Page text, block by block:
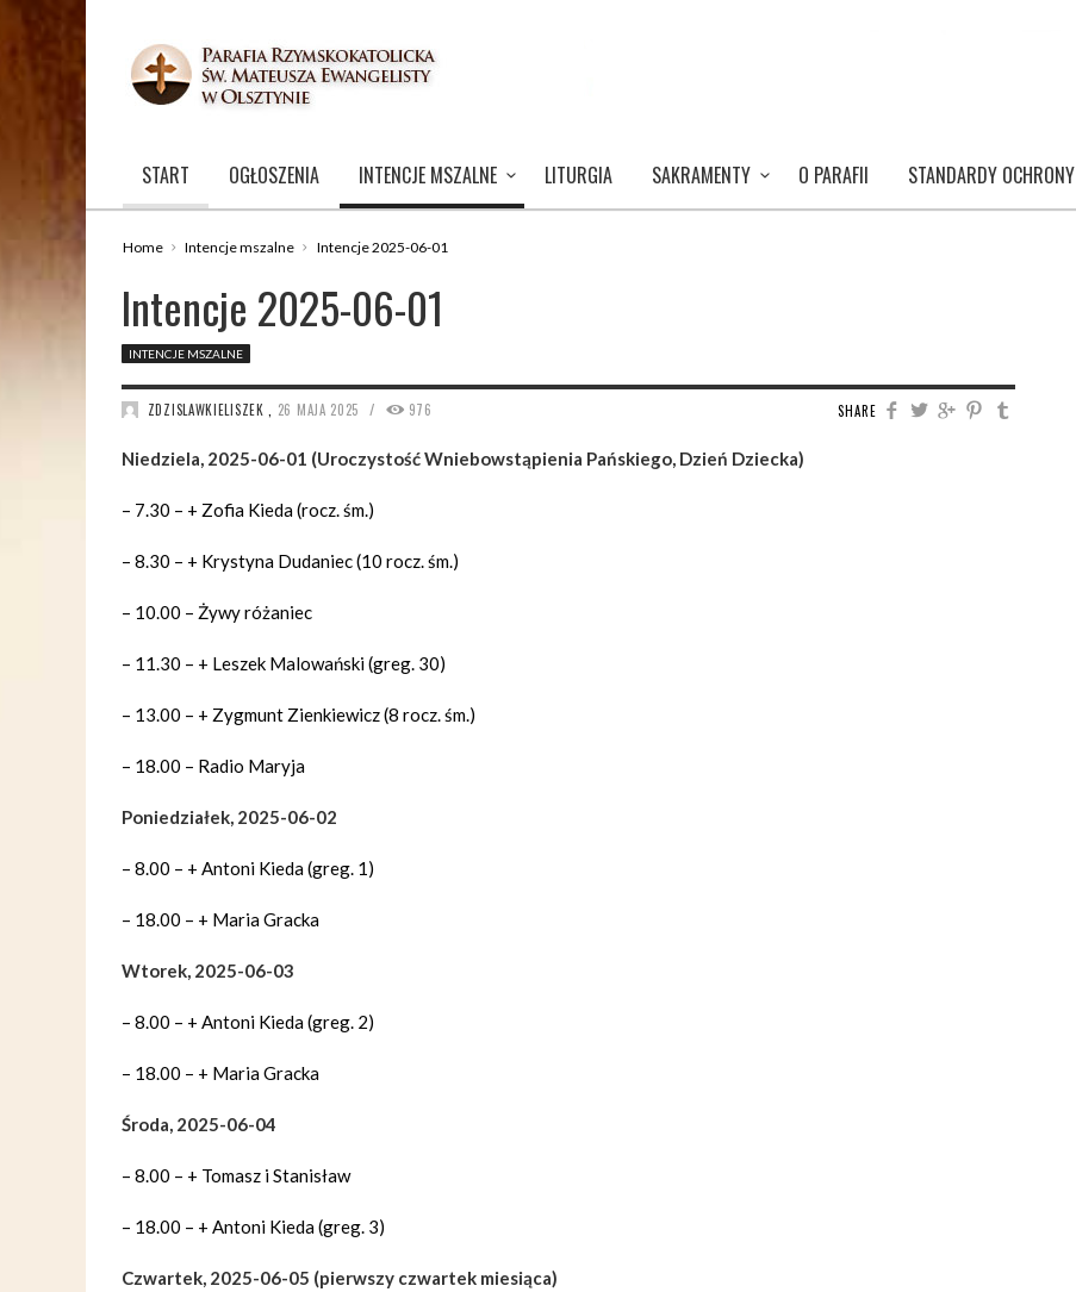
START OGŁOSZENIA INTENCJE MSZALNE LITURGIA SAKRAMENTY O PARAFII STANDARDY OCHRONY
Home Intencje mszalne Intencje 2025-06-01
Intencje 2025-06-01
INTENCJE MSZALNE
SHARE
ZDZISLAWKIELISZEK 26 MAJA 2025 / 976
Niedziela, 2025-06-01 (Uroczystość Wniebowstąpienia Pańskiego, Dzień Dziecka)
– 7.30 – + Zofia Kieda (rocz. śm.)
– 8.30 – + Krystyna Dudaniec (10 rocz. śm.)
– 10.00 – Żywy różaniec
– 11.30 – + Leszek Malowański (greg. 30)
– 13.00 – + Zygmunt Zienkiewicz (8 rocz. śm.)
– 18.00 – Radio Maryja
Poniedziałek, 2025-06-02
– 8.00 – + Antoni Kieda (greg. 1)
– 18.00 – + Maria Gracka
Wtorek, 2025-06-03
– 8.00 – + Antoni Kieda (greg. 2)
– 18.00 – + Maria Gracka
Środa, 2025-06-04
– 8.00 – + Tomasz i Stanisław
– 18.00 – + Antoni Kieda (greg. 3)
Czwartek, 2025-06-05 (pierwszy czwartek miesiąca)